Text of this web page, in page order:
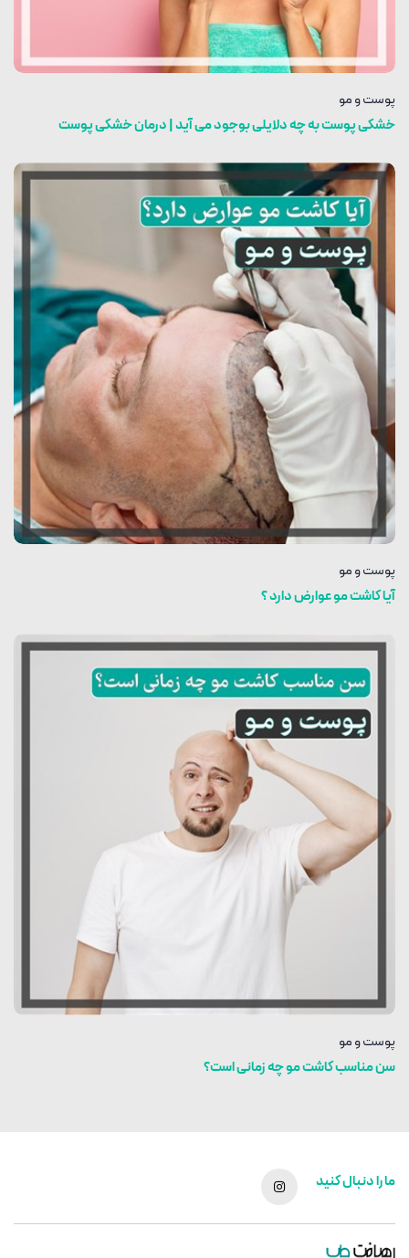
پوست و مو
خشکی پوست به چه دلایلی بوجود می آید | درمان خشکی پوست
پوست و مو
آیا کاشت مو عوارض دارد ؟
پوست و مو
سن مناسب کاشت مو چه زمانی است؟
ما را دنبال کنید